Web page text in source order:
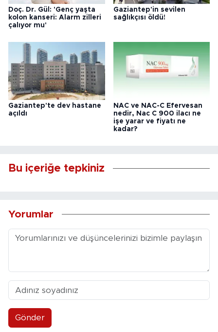
Doç. Dr. Gül: 'Genç yaşta
kolon kanseri: Alarm zilleri
çalıyor mu'
Gaziantep'in sevilen
sağlıkçısı öldü!
Gaziantep'te dev hastane
açıldı
NAC ve NAC-C Efervesan
nedir, Nac C 900 ilacı ne
işe yarar ve fiyatı ne
kadar?
Bu içeriğe tepkiniz
Yorumlar
Gönder